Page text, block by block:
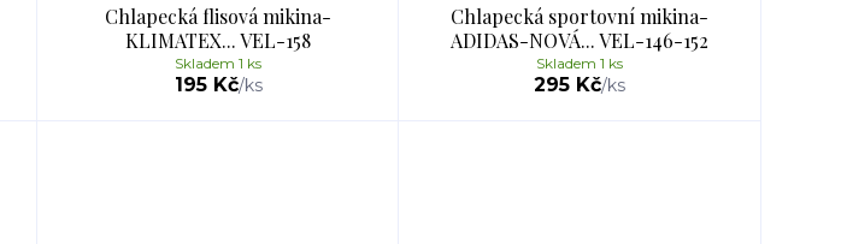
Chlapecká flisová mikina-
KLIMATEX... VEL-158
195 Kč/ks
Skladem 1 ks
Chlapecká sportovní mikina-
ADIDAS-NOVÁ... VEL-146-152
295 Kč/ks
Skladem 1 ks